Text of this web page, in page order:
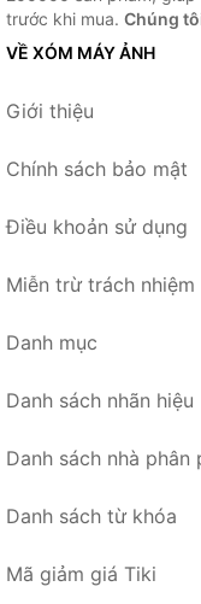
trước khi mua. Chúng
VỀ XÓM MÁY ẢNH
Giới thiệu
Chính sách bảo mật
Điều khoản sử dụng
Miễn trừ trách nhiệm
Danh mục
Danh sách nhãn hiệu
Danh sách nhà phân
Danh sách từ khóa
Mã giảm giá Tiki